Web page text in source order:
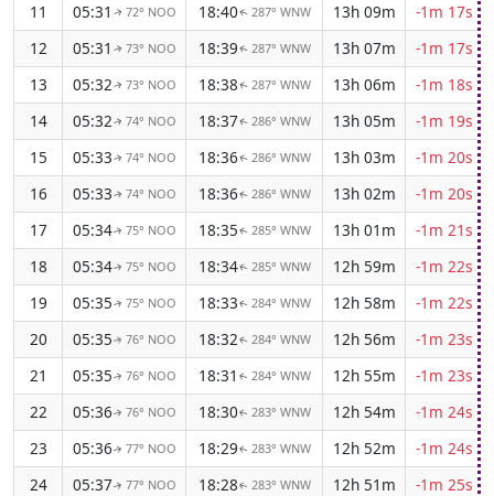
11
05:31 ↑ 72° NOO 18:40↑ 287° WNW 13h 09m
-1m 17s
12
05:31 ↑ 73° NOO 18:39↑ 287° WNW 13h 07m
-1m 17s
13
05:32↑ 73° NOO 18:38↑ 287° WNW 13h 06m
-1m 18s
14
05:32↑ 74° NOO 18:37↑ 286° WNW 13h 05m
-1m 19s
15
05:33↑ 74° NOO 18:36↑ 286° WNW 13h 03m
-1m 20s
16
05:33↑ 74° NOO 18:36↑ 286° WNW 13h 02m
-1m 20s
17
05:34↑ 75° NOO 18:35↑ 285° WNW 13h 01m
-1m 21s
18
05:34↑ 75° NOO 18:34↑ 285° WNW 12h 59m
-1m 22s
19
05:35↑ 75° NOO 18:33↑ 284° WNW 12h 58m
-1m 22s
20
05:35↑ 76° NOO 18:32↑ 284° WNW 12h 56m
-1m 23s
21
05:35↑ 76° NOO 18:31 ↑ 284° WNW 12h 55m
-1m 23s
22
05:36↑ 76° NOO 18:30↑ 283° WNW 12h 54m
-1m 24s
23
05:36↑ 77° NOO 18:29↑ 283° WNW 12h 52m
-1m 24s
24
05:37↑ 77° NOO 18:28↑ 283° WNW 12h 51m
-1m 25s